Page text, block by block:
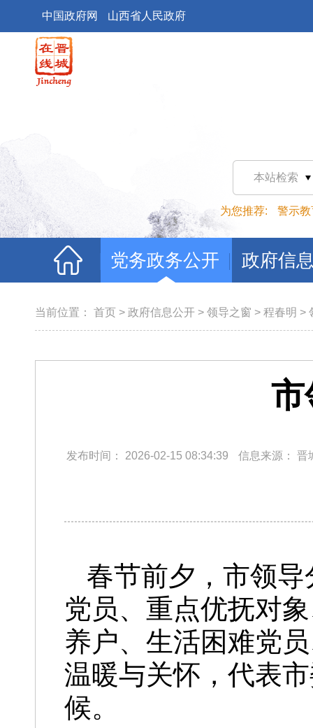
中国政府网 山西省人民政府
本站检索
为您推荐: 警示教
党务政务公开 政府信
当前位置： 首页 > 政府信息公开 > 领导之窗 > 程春明 >
市
发布时间： 2026-02-15 08:34:39 信息来源： 晋
春节前夕，市领
党员、重点优抚对
养户、生活困难党
温暖与关怀，代表
候。